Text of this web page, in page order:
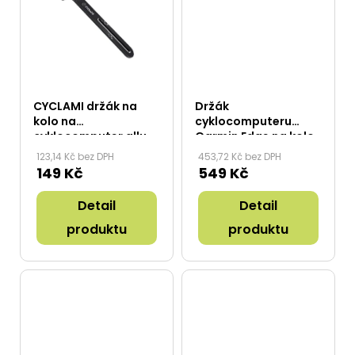
CYCLAMI držák na
kolo na
cyklocomputer allu
CY-11
123,14 Kč bez DPH
149 Kč
Detail
produktu
Držák
cyklocomputeru
Garmin Edge na kolo
Z2
453,72 Kč bez DPH
549 Kč
Detail
produktu